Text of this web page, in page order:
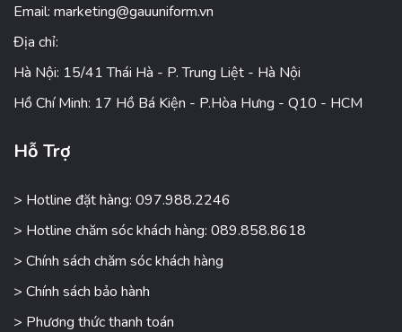
Email: marketing@gauuniform.vn
Địa chỉ:
Hà Nội: 15/41 Thái Hà - P. Trung Liệt - Hà Nội
Hồ Chí Minh: 17 Hồ Bá Kiện - P.Hòa Hưng - Q10 - HCM
Hỗ Trợ
> Hotline đặt hàng: 097.988.2246
> Hotline chăm sóc khách hàng: 089.858.8618
> Chính sách chăm sóc khách hàng
> Chính sách bảo hành
> Phương thức thanh toán